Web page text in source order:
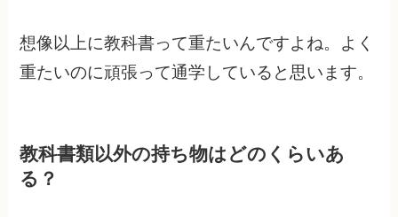
想像以上に教科書って重たいんですよね。よく
重たいのに頑張って通学していると思います。
教科書類以外の持ち物はどのくらいあ
る？